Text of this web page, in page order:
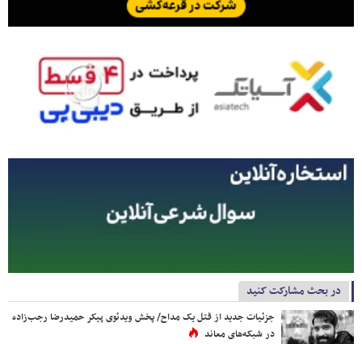
در بحث مشارکت کنید
جزئیات جدید از قتل یک مداح/ پخش ویدئوی پیکر حمیدرضا رجب‌زاده
در شبکه‌های معاند